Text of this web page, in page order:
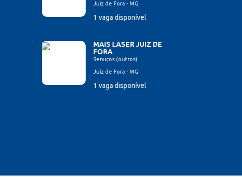
Juiz de Fora - MG
1 vaga disponível
MAIS LASER JUIZ DE
FORA
Serviços (outros)
Juiz de Fora - MG
1 vaga disponível